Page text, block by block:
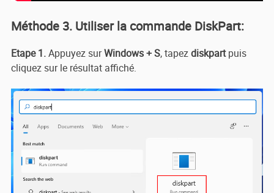
Méthode 3. Utiliser la commande DiskPart:
Etape 1.Appuyez surWindows + S, tapezdiskpartpuis
cliquez sur le résultat affiché.